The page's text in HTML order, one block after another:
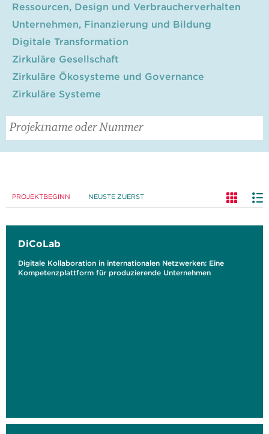
Ressourcen, Design und Verbraucherverhalten
Unternehmen, Finanzierung und Bildung
Digitale Transformation
Zirkuläre Gesellschaft
Zirkuläre Ökosysteme und Governance
Zirkuläre Systeme
PROJEKTBEGINN NEUSTE ZUERST
DiCoLab
Digitale Kollaboration in internationalen Netzwerken: Eine
Kompetenzplattform für produzierende Unternehmen